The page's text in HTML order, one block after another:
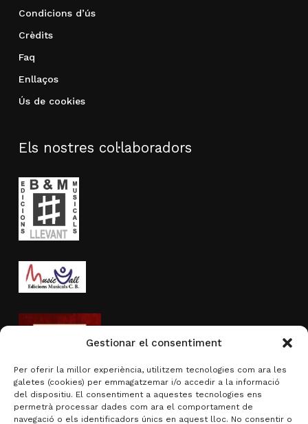
Gestionar el consentiment
Per oferir la millor experiència, utilitzem tecnologies com ara les
galetes (cookies) per emmagatzemar i/o accedir a la informació
del dispositiu. El consentiment a aquestes tecnologies ens
permetrà processar dades com ara el comportament de
navegació o els identificadors únics en aquest lloc. No consentir o
Condicions d’ús
Crèdits
Faq
Enllaços
Ús de cookies
Els nostres col·laboradors